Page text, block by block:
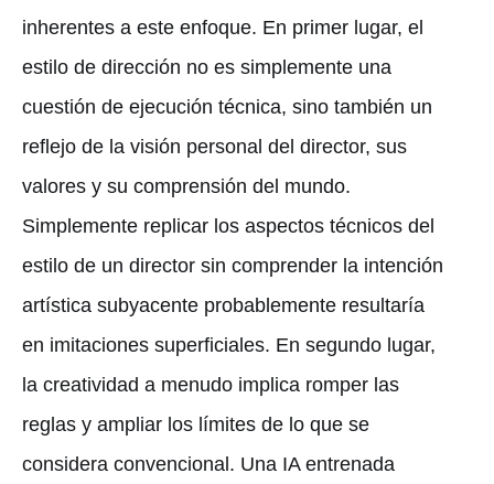
inherentes a este enfoque. En primer lugar, el
estilo de dirección no es simplemente una
cuestión de ejecución técnica, sino también un
reflejo de la visión personal del director, sus
valores y su comprensión del mundo.
Simplemente replicar los aspectos técnicos del
estilo de un director sin comprender la intención
artística subyacente probablemente resultaría
en imitaciones superficiales. En segundo lugar,
la creatividad a menudo implica romper las
reglas y ampliar los límites de lo que se
considera convencional. Una IA entrenada